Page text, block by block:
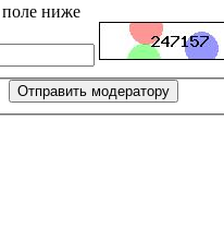
поле ниже
Отправить модератору